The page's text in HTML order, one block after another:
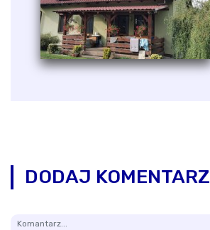
DODAJ KOMENTARZ